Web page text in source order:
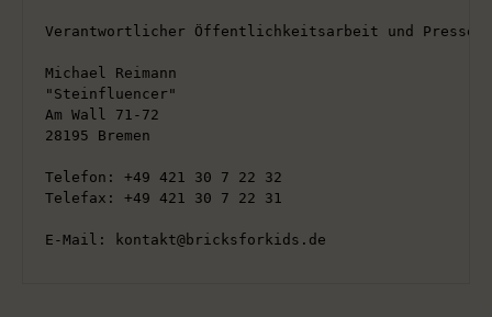
Verantwortlicher Öffentlichkeitsarbeit und Presse
Michael Reimann
"Steinfluencer"
Am Wall 71-72
28195 Bremen
Telefon: +49 421 30 7 22 32
Telefax: +49 421 30 7 22 31
E-Mail: kontakt@bricksforkids.de